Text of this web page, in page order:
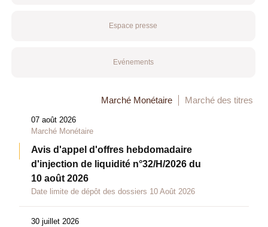
Espace presse
Evénements
Marché Monétaire Marché des titres
07 août 2026
Marché Monétaire
Avis d'appel d'offres hebdomadaire
d'injection de liquidité n°32/H/2026 du
10 août 2026
Date limite de dépôt des dossiers 10 Août 2026
30 juillet 2026